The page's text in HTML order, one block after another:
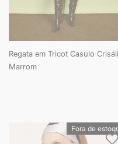
Regata em Tricot Casulo
Marrom
Fora de